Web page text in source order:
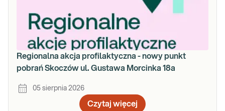
Regionalna akcja profilaktyczna - nowy punkt
pobrań Skoczów ul. Gustawa Morcinka 18a
05 sierpnia 2026
Czytaj więcej